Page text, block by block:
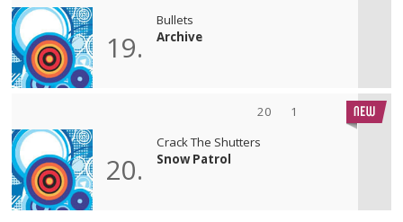
19.
Bullets
Archive
20 1
20.
Crack The Shutters
Snow Patrol